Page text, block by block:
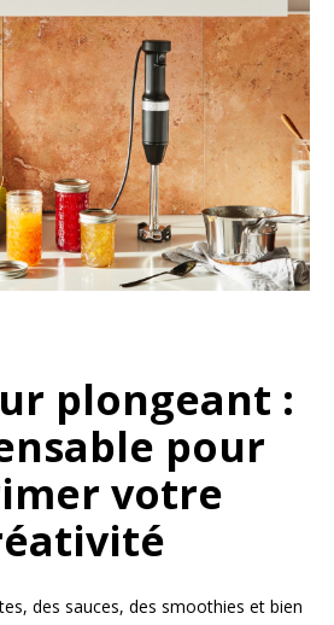
plongeant :
pour
votre
des sauces, des smoothies et bien